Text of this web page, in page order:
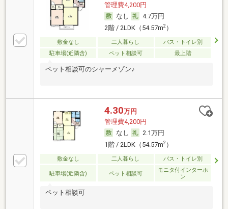
管理費4,200円
なし
4.7万円
2階 / 2LDK（54.57m2）
敷金なし 二人暮らし
バス・トイレ別
駐車場(近隣含)
ペット相談可 最上階
ペット相談可のシャーメゾン♪
4.30万円
管理費4,200円
なし
2.1万円
1階 / 2LDK（54.57m2）
敷金なし 二人暮らし バス・トイレ別
駐車場(近隣含) ペット相談可
モニタ付インターホ
ン
ペット相談可